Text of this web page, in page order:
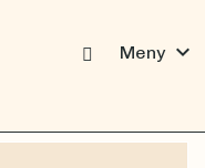
Meny expand_more